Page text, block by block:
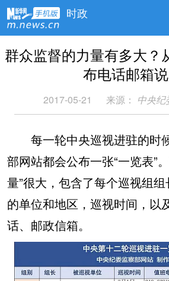
时政
群众监督的力量有多大？
布电话邮箱
2017-05-21 来源： 中央
每一轮中央巡视进驻的时
部网站都会公布一张“一览表”
量”很大，包含了每个巡视组
的单位和地区，巡视时间，以
话、邮政信箱。